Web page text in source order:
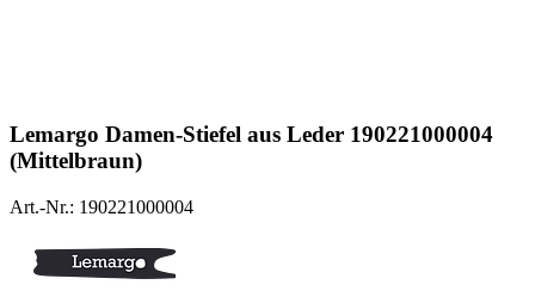
Lemargo Damen-Stiefel aus Leder 190221000004
(Mittelbraun)
Art.-Nr.: 190221000004